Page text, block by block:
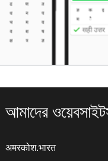
আমাদের
अमरकोश.भारत